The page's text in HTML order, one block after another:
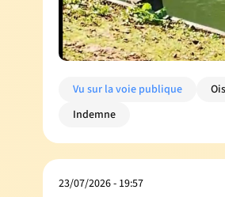
Vu sur la voie publique
Indemne
23/07/2026 - 19:57